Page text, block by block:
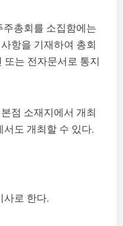
총회를 소집함에는
항을 기재하여 총회
또는 전자문서로 통지
점 소재지에서 개최
도 개최할 수 있다.
로 한다.